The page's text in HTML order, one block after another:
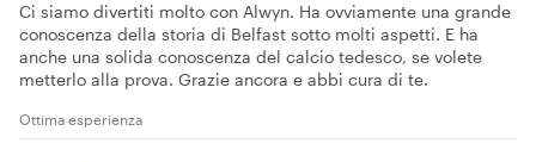
Ci siamo divertiti molto con Alwyn. Ha ovviamente una grande
conoscenza della storia di Belfast sotto molti aspetti. E ha
anche una solida conoscenza del calcio tedesco, se volete
metterlo alla prova. Grazie ancora e abbi cura di te.
Ottima esperienza